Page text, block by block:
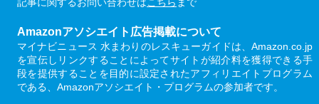
Amazonアソシエイト広告掲載について
マイナビニュース 水まわりのレスキューガイドは、Amazon.co.jp
を宣伝しリンクすることによってサイトが紹介料を獲得できる手
段を提供することを目的に設定されたアフィリエイトプログラム
である、Amazonアソシエイト・プログラムの参加者です。